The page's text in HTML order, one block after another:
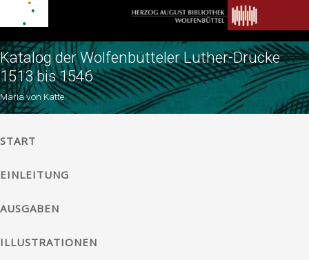
Katalog der Wolfenbütteler Luther-Drucke
1513 bis 1546
Maria von Katte
START
EINLEITUNG
AUSGABEN
ILLUSTRATIONEN